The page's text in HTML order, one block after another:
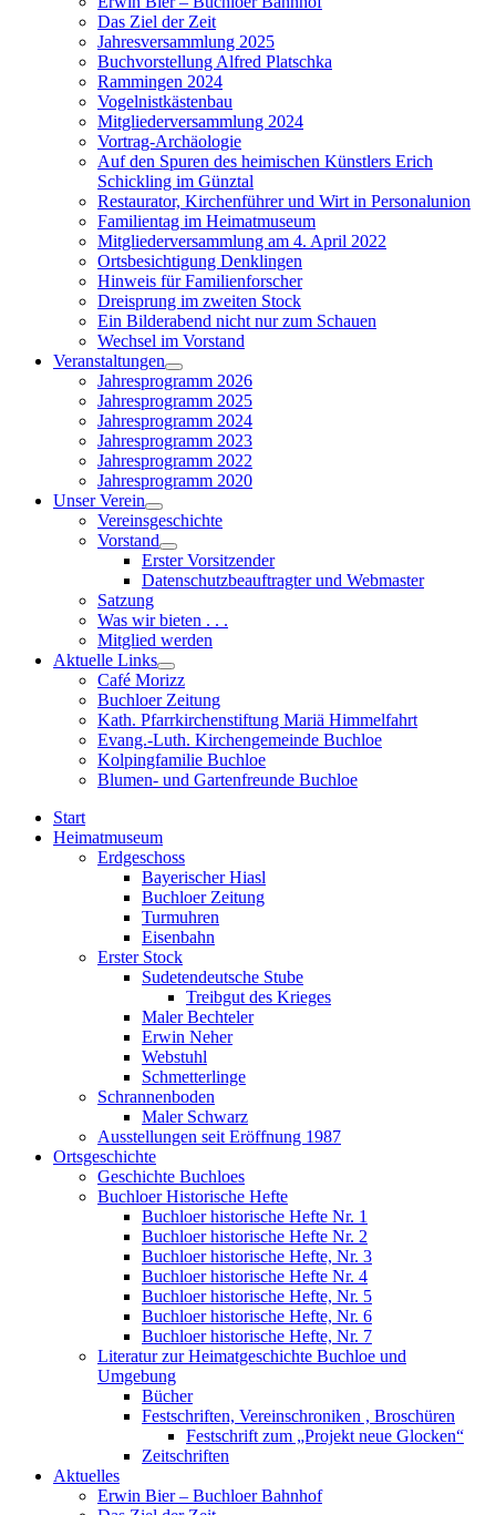
sub
menu
Das Ziel der Zeit
Jahresversammlung 2025
Buchvorstellung Alfred Platschka
Rammingen 2024
Vogelnistkästenbau
Mitgliederversammlung 2024
Vortrag-Archäologie
Auf den Spuren des heimischen Künstlers Erich
Schickling im Günztal
Restaurator, Kirchenführer und Wirt in Personalunion
Familientag im Heimatmuseum
Mitgliederversammlung am 4. April 2022
Ortsbesichtigung Denklingen
Hinweis für Familienforscher
Dreisprung im zweiten Stock
Ein Bilderabend nicht nur zum Schauen
Wechsel im Vorstand
Veranstaltungen
Show
sub
menu
Jahresprogramm 2026
Jahresprogramm 2025
Jahresprogramm 2024
Jahresprogramm 2023
Jahresprogramm 2022
Jahresprogramm 2020
Unser Verein
Show
sub
menu
Vereinsgeschichte
Vorstand
Show
sub
menu
Erster Vorsitzender
Datenschutzbeauftragter und Webmaster
Satzung
Was wir bieten . . .
Mitglied werden
Aktuelle Links
Show
sub
menu
Café Morizz
Buchloer Zeitung
Kath. Pfarrkirchenstiftung Mariä Himmelfahrt
Evang.-Luth. Kirchengemeinde Buchloe
Kolpingfamilie Buchloe
Blumen- und Gartenfreunde Buchloe
Start
Heimatmuseum
Erdgeschoss
Bayerischer Hiasl
Buchloer Zeitung
Turmuhren
Eisenbahn
Erster Stock
Sudetendeutsche Stube
Treibgut des Krieges
Maler Bechteler
Erwin Neher
Webstuhl
Schmetterlinge
Schrannenboden
Maler Schwarz
Ausstellungen seit Eröffnung 1987
Ortsgeschichte
Geschichte Buchloes
Buchloer Historische Hefte
Buchloer historische Hefte Nr. 1
Buchloer historische Hefte Nr. 2
Buchloer historische Hefte, Nr. 3
Buchloer historische Hefte Nr. 4
Buchloer historische Hefte, Nr. 5
Buchloer historische Hefte, Nr. 6
Buchloer historische Hefte, Nr. 7
Literatur zur Heimatgeschichte Buchloe und
Umgebung
Bücher
Festschriften, Vereinschroniken , Broschüren
Festschrift zum „Projekt neue Glocken“
Zeitschriften
Aktuelles
Erwin Bier – Buchloer Bahnhof